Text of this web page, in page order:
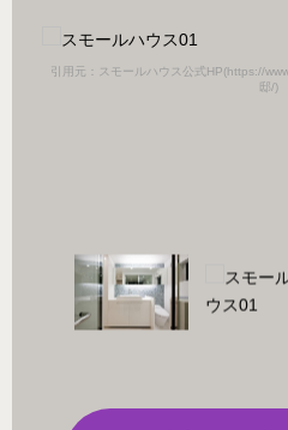
引用元：スモールハウス公式HP(https://
邸/)